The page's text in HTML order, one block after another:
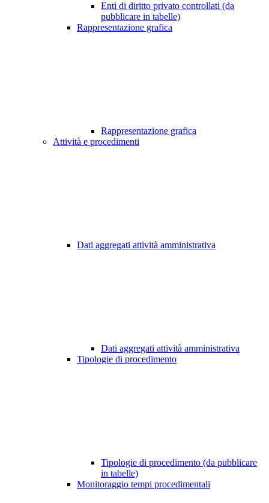
Enti di diritto privato controllati (da
pubblicare in tabelle)
Rappresentazione grafica
Rappresentazione grafica
Attività e procedimenti
Dati aggregati attività amministrativa
Dati aggregati attività amministrativa
Tipologie di procedimento
Tipologie di procedimento (da pubblicare
in tabelle)
Monitoraggio tempi procedimentali